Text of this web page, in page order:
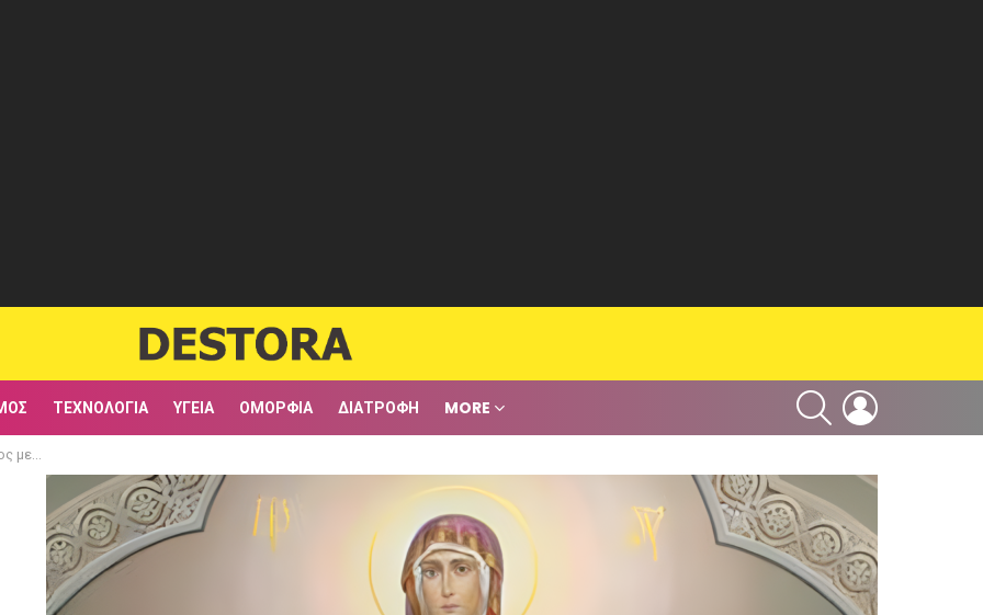
ΤΕΧΝΟΛΟΓΊΑ ΥΓΕΊΑ ΟΜΟΡΦΙΆ ΔΙΑΤΡΟΦΉ MORE
SEARCH